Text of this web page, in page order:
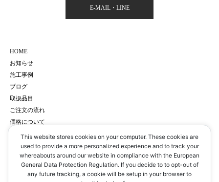
E-MAIL・LINE
HOME
お知らせ
施工事例
ブログ
取扱品目
ご注文の流れ
価格について
会社概要
サイトマップ
プライバシーポリシー
予約・お問い合わせ
This website stores cookies on your computer. These cookies are
used to provide a more personalized experience and to track your
whereabouts around our website in compliance with the European
General Data Protection Regulation. If you decide to to opt-out of
any future tracking, a cookie will be setup in your browser to